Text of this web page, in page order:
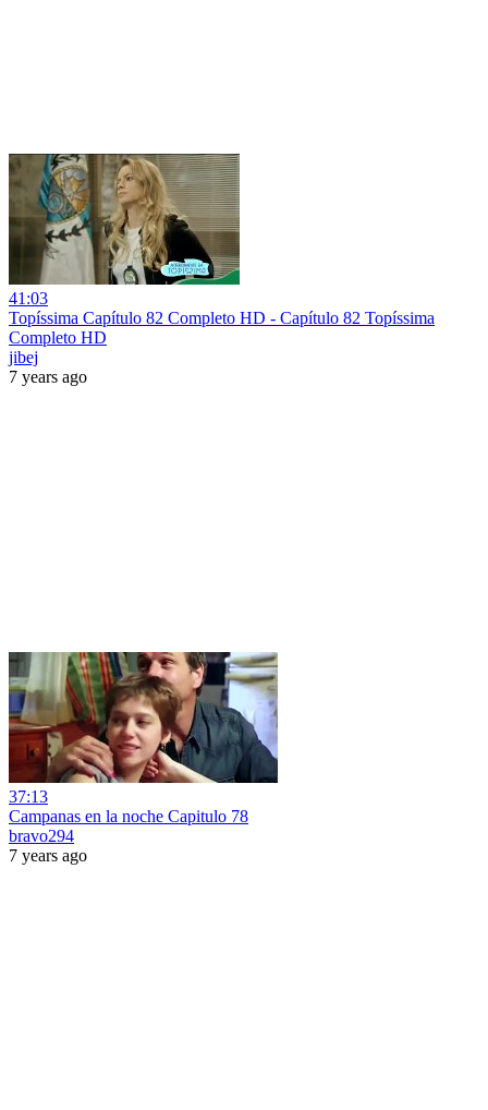
41:03
Topíssima Capítulo 82 Completo HD - Capítulo 82 Topíssima
Completo HD
jibej
7 years ago
37:13
Campanas en la noche Capitulo 78
bravo294
7 years ago